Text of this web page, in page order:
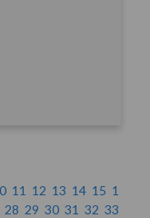
11 12 13 14 15 1
28 29 30 31 32 33